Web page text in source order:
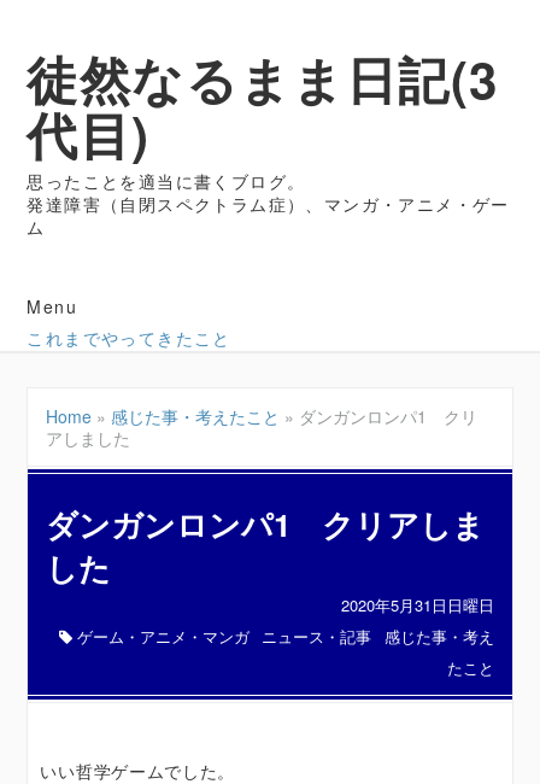
徒然なるまま日記(3
代目)
思ったことを適当に書くブログ。
発達障害（自閉スペクトラム症）、マンガ・アニメ・ゲー
ム
Menu
これまでやってきたこと
Home » 感じた事・考えたこと » ダンガンロンパ1 クリ
アしました
ダンガンロンパ1 クリアしま
した
2020年5月31日日曜日
ゲーム・アニメ・マンガ
ニュース・記事 感じた事・考え
たこと
いい哲学ゲームでした。